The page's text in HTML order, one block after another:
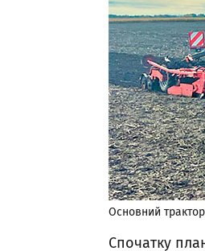
Основний
Спочатку